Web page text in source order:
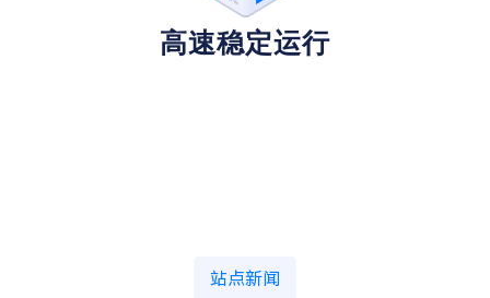
高速稳定运行
站点新闻